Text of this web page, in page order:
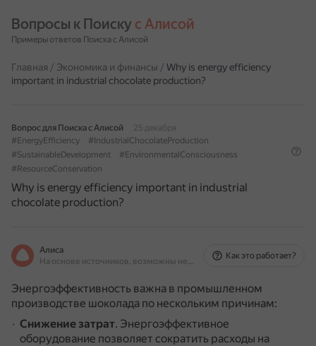
Вопросы к Поиску с Алисой
Примеры ответов Поиска с Алисой
Главная / Экономика и финансы / Why is energy efficiency
important in industrial chocolate production?
Вопрос для Поиска с Алисой
25 декабря
#EnergyEfficiency
#IndustrialChocolateProduction
#SustainableDevelopment
#EnvironmentalConsciousness
#ResourceConservation
Why is energy efficiency important in industrial
chocolate production?
Алиса
На основе источников, возможны неточности
Как это работает?
Энергоэффективность важна в промышленном
производстве шоколада по нескольким причинам:
Снижение затрат. Энергоэффективное
оборудование позволяет сократить расходы на